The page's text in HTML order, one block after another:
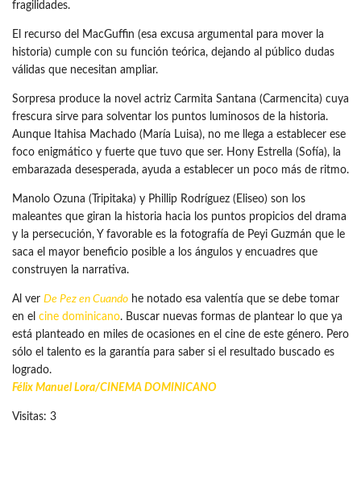
fragilidades.
El recurso del MacGuffin (esa excusa argumental para mover la
historia) cumple con su función teórica, dejando al público dudas
válidas que necesitan ampliar.
Sorpresa produce la novel actriz Carmita Santana (Carmencita) cuya
frescura sirve para solventar los puntos luminosos de la historia.
Aunque Itahisa Machado (María Luisa), no me llega a establecer ese
foco enigmático y fuerte que tuvo que ser. Hony Estrella (Sofía), la
embarazada desesperada, ayuda a establecer un poco más de ritmo.
Manolo Ozuna (Tripitaka) y Phillip Rodríguez (Eliseo) son los
maleantes que giran la historia hacia los puntos propicios del drama
y la persecución, Y favorable es la fotografía de Peyi Guzmán que le
saca el mayor beneficio posible a los ángulos y encuadres que
construyen la narrativa.
Al ver De Pez en Cuando he notado esa valentía que se debe tomar
en el cine dominicano. Buscar nuevas formas de plantear lo que ya
está planteado en miles de ocasiones en el cine de este género. Pero
sólo el talento es la garantía para saber si el resultado buscado es
logrado.
Félix Manuel Lora/CINEMA DOMINICANO
Visitas: 3